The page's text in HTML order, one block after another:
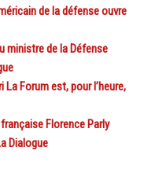
de la défense ouvre
ministre de la Défense
La Forum est, pour l’heure,
Florence Parly
Dialogue